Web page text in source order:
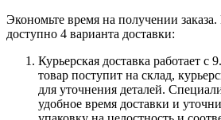
Экономьте время на получении
доступно 4 варианта доставки:
Курьерская доставка работает с
товар поступит на склад,
для уточнения деталей.
удобное время доставки и